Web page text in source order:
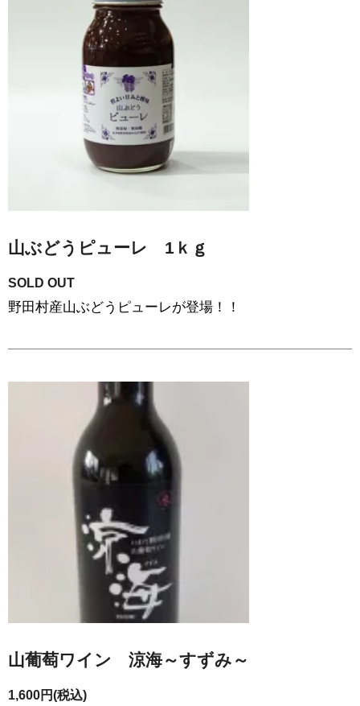
山ぶどうピューレ 1ｋｇ
SOLD OUT
野田村産山ぶどうピューレが登場！！
山葡萄ワイン 涼海～すずみ～
1,600円(税込)